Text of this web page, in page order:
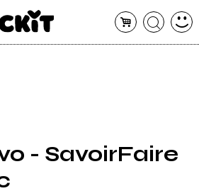
- SavoirFaire